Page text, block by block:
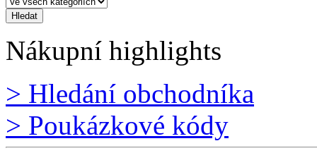
Nákupní highlights
> Hledání obchodníka
> Poukázkové kódy